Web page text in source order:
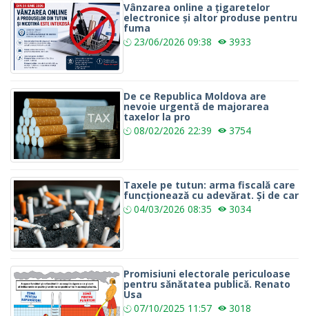
Vânzarea online a țigaretelor
electronice și altor produse pentru
fuma
23/06/2026 09:38 3933
De ce Republica Moldova are
nevoie urgentă de majorarea
taxelor la pro
08/02/2026 22:39 3754
Taxele pe tutun: arma fiscală care
funcționează cu adevărat. Și de car
04/03/2026 08:35 3034
Promisiuni electorale periculoase
pentru sănătatea publică. Renato
Usa
07/10/2025 11:57 3018